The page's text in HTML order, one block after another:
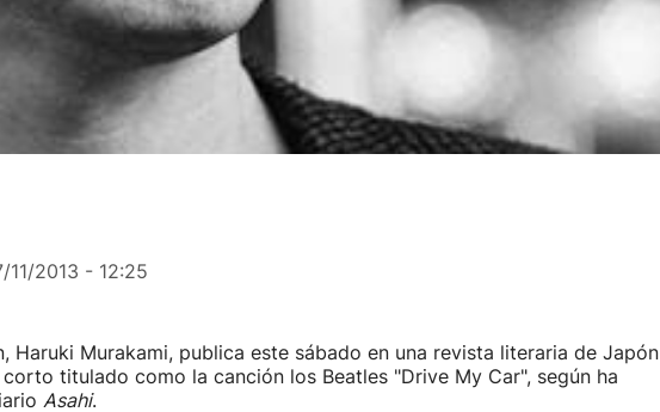
11/2013 - 12:25
Haruki Murakami, publica este sábado en una revista literaria de Japón
titulado como la canción los Beatles "Drive My Car", según ha
Asahi.